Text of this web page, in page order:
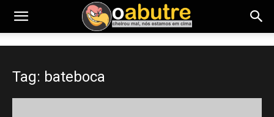
Tag: bateboca